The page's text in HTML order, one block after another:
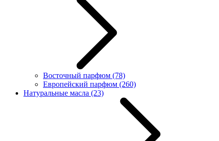
Восточный парфюм (78)
Европейский парфюм (260)
Натуральные масла (23)